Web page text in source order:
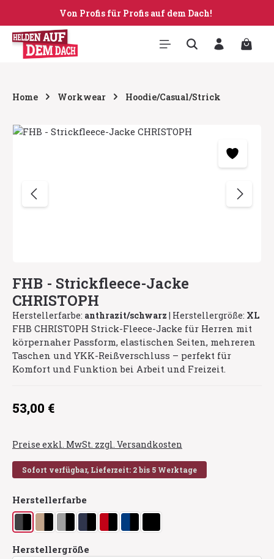
Zum Hauptinhalt springen
Von Profis für Profis auf dem Dach!
Home Workwear Hoodie/Casual/Strick
Bildergalerie überspringen
FHB - Strickfleece-Jacke
CHRISTOPH
Herstellerfarbe: anthrazit/schwarz | Herstellergröße: XL
FHB CHRISTOPH Strick-Fleece-Jacke für Herren mit
körpernaher Passform, elastischen Seiten, mehreren
Taschen und YKK-Reißverschluss – perfekt für
Komfort und Funktion bei Arbeit und Freizeit.
Regulärer Preis:
53,00 €
Preise exkl. MwSt. zzgl. Versandkosten
Sofort verfügbar, Lieferzeit: 2 bis 5 Werktage
Herstellerfarbe
anthrazit/schwarz
beige/schwarz
grau/schwarz
marine/schwarz
rot/schwarz
royalblau/schwarz
schwarz
Herstellergröße